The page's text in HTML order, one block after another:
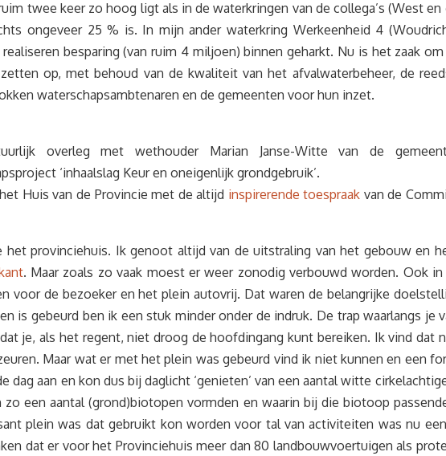
twee keer zo hoog ligt als in de waterkringen van de collega’s (West en
ongeveer 25 % is. In mijn ander waterkring Werkeenheid 4
besparing (van ruim 4 miljoen) binnen geharkt. Nu is het zaak
op, met behoud van de kwaliteit van het afvalwaterbeheer, de
waterschapsambtenaren en de gemeenten voor hun inzet.
overleg met wethouder Marian Janse-Witte van de
‘inhaalslag Keur en oneigenlijk grondgebruik’.
Huis van de Provincie met de altijd inspirerende toespraak van de
provinciehuis. Ik genoot altijd van de uitstraling van het gebouw en
. Maar zoals zo vaak moest er weer zonodig verbouwd worden. Ook in
de bezoeker en het plein autovrij. Dat waren de belangrijke
is gebeurd ben ik een stuk minder onder de indruk. De trap waarlangs je
je, als het regent, niet droog de hoofdingang kunt bereiken. Ik vind dat
Maar wat er met het plein was gebeurd vind ik niet kunnen en een
aan en kon dus bij daglicht ‘genieten’ van een aantal witte
een aantal (grond)biotopen vormden en waarin bij die biotoop
plein was dat gebruikt kon worden voor tal van activiteiten was nu
dat er voor het Provinciehuis meer dan 80 landbouwvoertuigen als